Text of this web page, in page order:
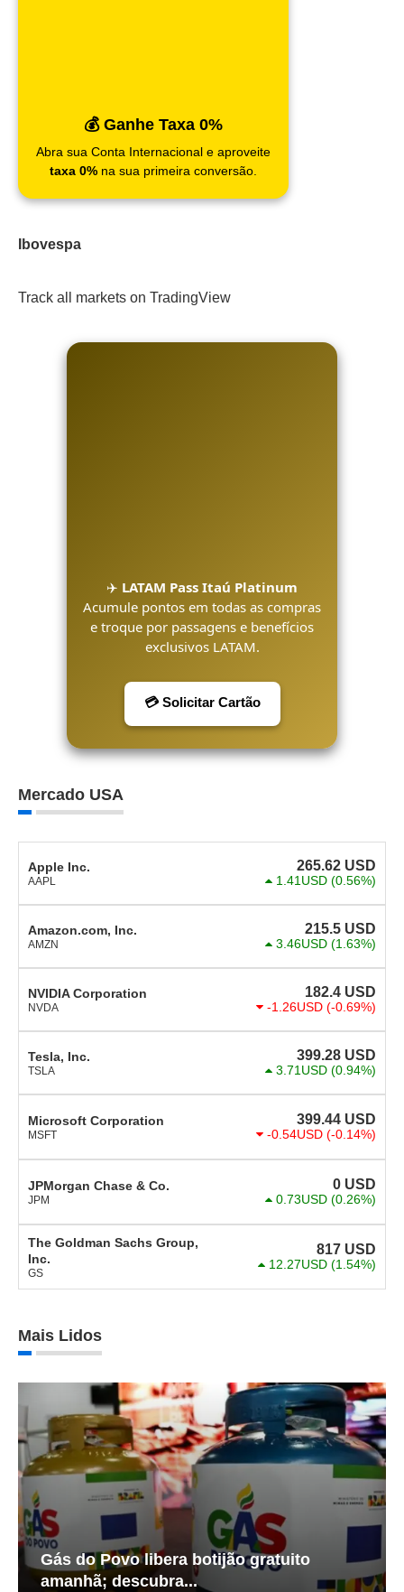
💰 Ganhe Taxa 0%
Abra sua Conta Internacional e aproveite
taxa 0% na sua primeira conversão.
Ibovespa
Track all markets on TradingView
✈️ LATAM Pass Itaú Platinum
Acumule pontos em todas as compras
e troque por passagens e benefícios
exclusivos LATAM.
💳 Solicitar Cartão
Mercado USA
Apple Inc.
AAPL
265.62 USD
1.41USD (0.56%)
Amazon.com, Inc.
AMZN
215.5 USD
3.46USD (1.63%)
NVIDIA Corporation
NVDA
182.4 USD
-1.26USD (-0.69%)
Tesla, Inc.
TSLA
399.28 USD
3.71USD (0.94%)
Microsoft Corporation
MSFT
399.44 USD
-0.54USD (-0.14%)
JPMorgan Chase & Co.
JPM
0 USD
0.73USD (0.26%)
The Goldman Sachs Group,
Inc.
GS
817 USD
12.27USD (1.54%)
Mais Lidos
Gás do Povo libera botijão gratuito
amanhã; descubra...